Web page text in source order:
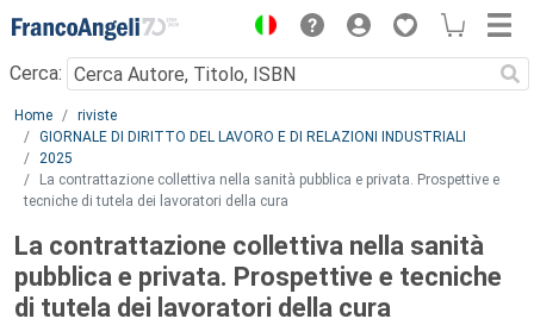
Menu
Cerca:
Main content
Home
riviste
GIORNALE DI DIRITTO DEL LAVORO E DI RELAZIONI INDUSTRIALI
2025
La contrattazione collettiva nella sanità pubblica e privata. Prospettive e
tecniche di tutela dei lavoratori della cura
La contrattazione collettiva nella sanità
pubblica e privata. Prospettive e tecniche
di tutela dei lavoratori della cura